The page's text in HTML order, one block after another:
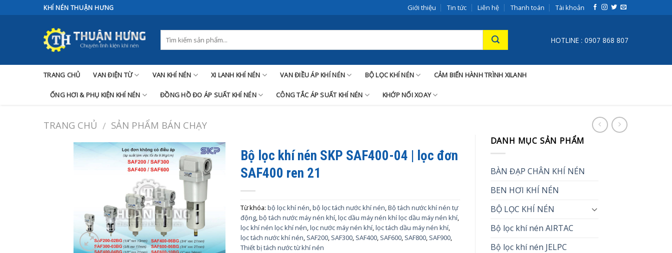
to
KHÍ NÉN THUẬN HƯNG Giới thiệu Tin tức Liên hệ Thanh toán Tài khoản
HOTLINE : 0907 868 807
TRANG CHỦ VAN ĐIỆN TỪ VAN KHÍ NÉN XI LANH KHÍ NÉN VAN ĐIỀU ÁP KHÍ NÉN BỘ LỌC KHÍ NÉN CẢM BIẾN HÀNH TRÌNH XILANH
ỐNG HƠI & PHỤ KIỆN KHÍ NÉN ĐỒNG HỒ ĐO ÁP SUẤT KHÍ NÉN CÔNG TẮC ÁP SUẤT KHÍ NÉN KHỚP NỐI XOAY
TRANG CHỦ / SẢN PHẨM BÁN CHẠY
Bộ lọc khí nén SKP SAF400-04 | lọc đơn
SAF400 ren 21
Từ khóa:bộ lọc khí nén,bộ lọc tách nước khí nén,Bộ tách nước khí nén tự
động,bộ tách nước máy nén khí,lọc dầu máy nén khí lọc dầu máy nén khí,
lọc khí nén lọc khí nén,lọc nước máy nén khí,lọc tách dầu máy nén khí,
lọc tách nước khí nén, SAF200, SAF300, SAF400, SAF600, SAF800, SAF900,
Thiết bị tách nước từ khí nén
DANH MỤC SẢN PHẨM
BÀN ĐẠP CHÂN KHÍ NÉN
BEN HƠI KHÍ NÉN
BỘ LỌC KHÍ NÉN
Bộ lọc khí nén AIRTAC
Bộ lọc khí nén JELPC